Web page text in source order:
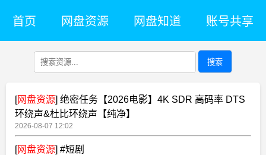
首页 网盘资源 网盘知道 账号共享
搜索
[网盘资源] 绝密任务【2026电影】4K SDR 高码率 DTS
环绕声&杜比环绕声【纯净】
2026-08-07 12:02
[网盘资源] #短剧